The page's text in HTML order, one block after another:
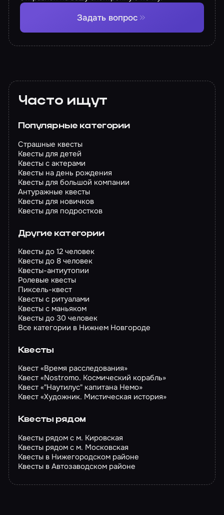
Задать вопрос
Часто ищут
Популярные категории
Страшные квесты
Квесты для детей
Квесты с актерами
Квесты на день рождения
Квесты для большой компании
Антуражные квесты
Квесты для новичков
Квесты для подростков
Другие категории
Квесты до 12 человек
Квесты до 8 человек
Квесты-антиутопии
Ролевые квесты
Пиксель-квест
Квесты с ритуалами
Квесты с маньяком
Квесты до 30 человек
Все категории в Нижнем Новгороде
Квесты
Квест «Время расследования»
Квест «Nostromo. Космический корабль»
Квест «"Наутилус" капитана Немо»
Квест «Художник. Мистическая история»
Квесты рядом
Квесты рядом с м. Кировская
Квесты рядом с м. Московская
Квесты в Нижегородском районе
Квесты в Автозаводском районе